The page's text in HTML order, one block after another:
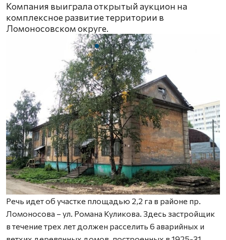
Компания выиграла открытый аукцион на
комплексное развитие территории в
Ломоносовском округе.
Речь идет об участке площадью 2,2 га в районе пр.
Ломоносова – ул. Романа Куликова. Здесь застройщик
в течение трех лет должен расселить 6 аварийных и